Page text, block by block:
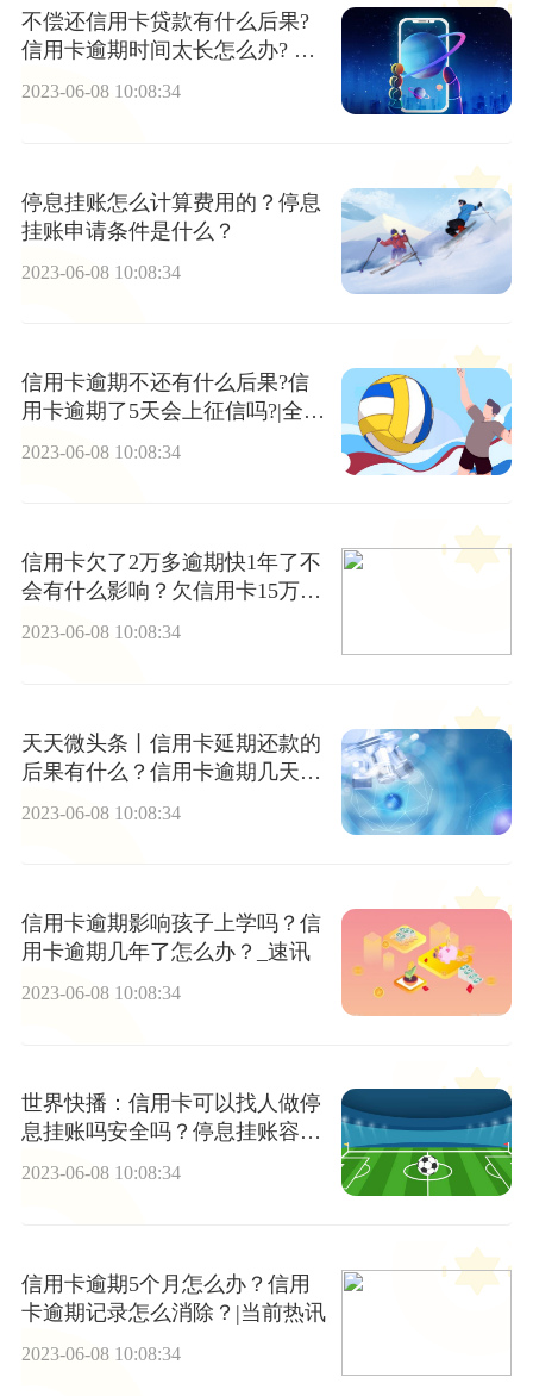
不偿还信用卡贷款有什么后果?
信用卡逾期时间太长怎么办? 播
报
2023-06-08 10:08:34
停息挂账怎么计算费用的？停息
挂账申请条件是什么？
2023-06-08 10:08:34
信用卡逾期不还有什么后果?信
用卡逾期了5天会上征信吗?|全球
2023-06-08 10:08:34
信用卡欠了2万多逾期快1年了不
会有什么影响？欠信用卡15万3
年没还了会怎么样？ 当前看点
2023-06-08 10:08:34
天天微头条丨信用卡延期还款的
后果有什么？信用卡逾期几天影
2023-06-08 10:08:34
信用卡逾期影响孩子上学吗？信
用卡逾期几年了怎么办？_速讯
2023-06-08 10:08:34
世界快播：信用卡可以找人做停
息挂账吗安全吗？停息挂账容易
申请吗？
2023-06-08 10:08:34
信用卡逾期5个月怎么办？信用
卡逾期记录怎么消除？|当前热讯
2023-06-08 10:08:34